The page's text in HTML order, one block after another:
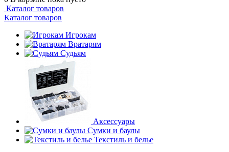
Каталог товаров
Каталог товаров
Игрокам
Вратарям
Судьям
Аксессуары
Сумки и баулы
Текстиль и белье